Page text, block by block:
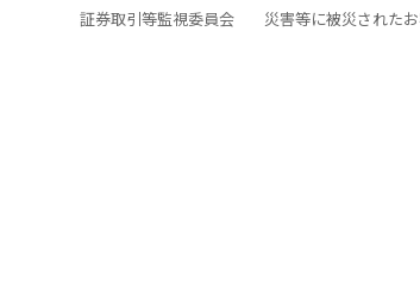
証券取引等監視委員会 災害等に被災された